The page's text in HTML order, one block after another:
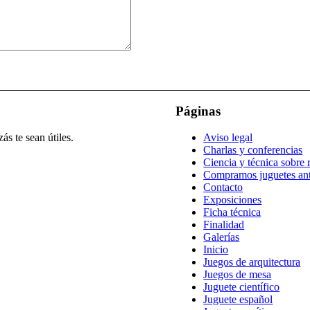
te sean útiles.
Páginas
Aviso legal
Charlas y conferencias
Ciencia y técnica sobre
Compramos juguetes
Contacto
Exposiciones
Ficha técnica
Finalidad
Galerías
Inicio
Juegos de arquitectura
Juegos de mesa
Juguete científico
Juguete español